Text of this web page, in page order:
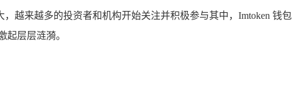
越来越多的投资者和机构开始关注并积极参与其中，Imtoken 钱包
层层涟漪。